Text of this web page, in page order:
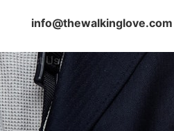
info@thewalkinglove.com
Contact Us